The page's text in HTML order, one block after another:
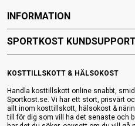
KOSTTILLSKOTT & HÄLSOKOST
Handla kosttillskott online snabbt,
Sportkost.se. Vi har ett stort, prisvärt
allt inom kosttillskott, hälsokost &
till för dig som vill ha det senaste och
INFORMATION
SPORTKOST KUNDSUPPORT